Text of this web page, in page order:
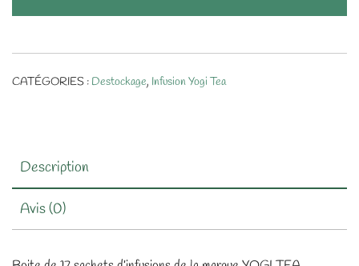
CATÉGORIES : Destockage, Infusion Yogi Tea
Description
Avis (0)